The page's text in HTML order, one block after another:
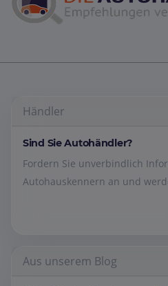
Händler
Sind Sie Autohändler?
Fordern Sie unverbindlich
Autohauskennern an und
Aus unserem Blog